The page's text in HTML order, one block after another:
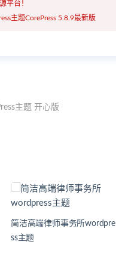
平台！
主题CorePress 5.8.9最新版
主题 开心版
简洁高端律师事务所wordpre
ss主题